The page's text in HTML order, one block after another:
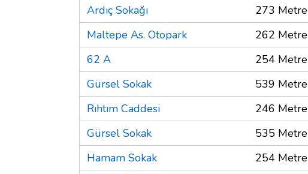
Ardıç Sokağı
273 Metre
Maltepe As. Otopark
262 Metre
62 A
254 Metre
Gürsel Sokak
539 Metre
Rıhtım Caddesi
246 Metre
Gürsel Sokak
535 Metre
Hamam Sokak
254 Metre